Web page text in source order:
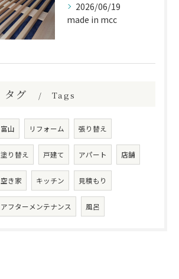
2026/06/19
made in mcc
タグ Tags
富山 リフォーム 張り替え
塗り替え 戸建て アパート 店舗
空き家 キッチン 見積もり
アフターメンテナンス 風呂